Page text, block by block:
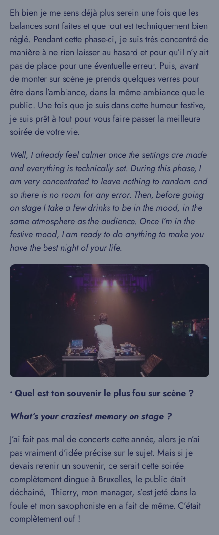
Eh bien je me sens déjà plus serein une fois que les
balances sont faites et que tout est techniquement bien
réglé. Pendant cette phase-ci, je suis très concentré de
manière à ne rien laisser au hasard et pour qu’il n’y ait
pas de place pour une éventuelle erreur. Puis, avant
de monter sur scène je prends quelques verres pour
être dans l’ambiance, dans la même ambiance que le
public. Une fois que je suis dans cette humeur festive,
je suis prêt à tout pour vous faire passer la meilleure
soirée de votre vie.
Well, I already feel calmer once the settings are made
and everything is technically set. During this phase, I
am very concentrated to leave nothing to random and
so there is no room for any error. Then, before going
on stage I take a few drinks to be in the mood, in the
same atmosphere as the audience. Once I’m in the
festive mood, I am ready to do anything to make you
have the best night of your life.
•Quel est ton souvenir le plus fou sur scène ?
What’s your craziest memory on stage ?
J’ai fait pas mal de concerts cette année, alors je n’ai
pas vraiment d’idée précise sur le sujet. Mais si je
devais retenir un souvenir, ce serait cette soirée
complètement dingue à Bruxelles, le public était
déchainé, Thierry, mon manager, s’est jeté dans la
foule et mon saxophoniste en a fait de même. C’était
complètement ouf !